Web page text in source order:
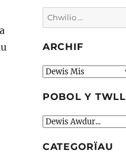
Chwilio
am:
ARCHIF
Archif
POBOL Y TWLL
CATEGORÏAU